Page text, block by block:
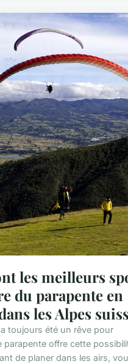
les meilleurs
du parapente en
les Alpes
toujours été un rêve pour
parapente offre cette
de planer dans les airs,